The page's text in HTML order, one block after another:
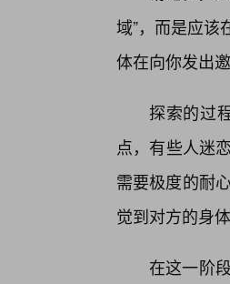
域”，而是应该
体在向你发出邀
探索的过
点，有些人迷
需要极度的耐
觉到对方的身
在这一阶